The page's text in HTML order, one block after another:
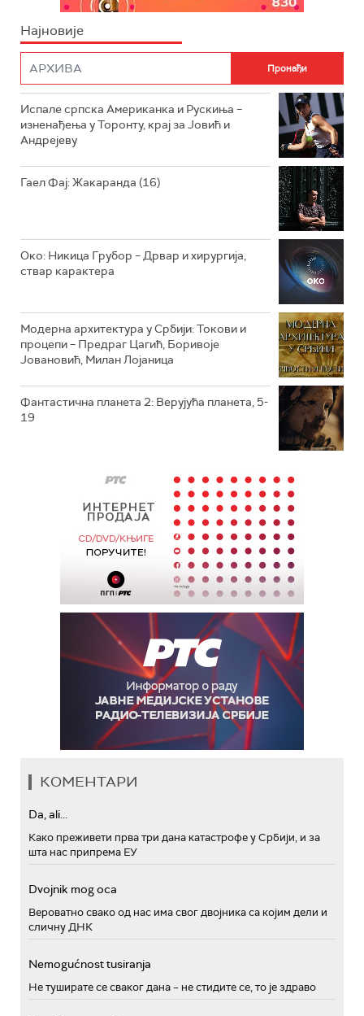
Најновије
Испале српска Американка и Рускиња –
изненађења у Торонту, крај за Јовић и
Андрејеву
Гаел Фај: Жакаранда (16)
Око: Никица Грубор – Дрвар и хирургија,
ствар карактера
Модерна архитектура у Србији: Токови и
процепи – Предраг Цагић, Боривоје
Јовановић, Милан Лојаница
Фантастична планета 2: Верујућа планета, 5-
19
КОМЕНТАРИ
Da, ali...
Како преживети прва три дана катастрофе у Србији, и за
шта нас припрема ЕУ
Dvojnik mog oca
Вероватно свако од нас има свог двојника са којим дели и
сличну ДНК
Nemogućnost tusiranja
Не туширате се сваког дана – не стидите се, то је здраво